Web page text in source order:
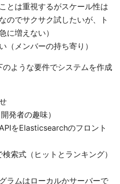
とは重視するがスケール性は
のでサクサク試したいが、ト
に増えない）
（メンバーの持ち寄り）
ような要件でシステムを作成
発者の趣味）
をElasticsearchのフロント
索式（ヒットとランキング）
ラムはローカルかサーバーで